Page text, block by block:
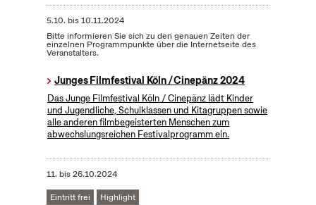
5.10. bis10.11.2024
Bitte informieren Sie sich zu den genauen Zeiten der
einzelnen Programmpunkte über die Internetseite des
Veranstalters.
Junges Filmfestival Köln / Cinepänz 2024
Das Junge Filmfestival Köln / Cinepänz lädt Kinder
und Jugendliche, Schulklassen und Kitagruppen sowie
alle anderen filmbegeisterten Menschen zum
abwechslungsreichen Festivalprogramm ein.
11. bis26.10.2024
Eintritt frei Highlight